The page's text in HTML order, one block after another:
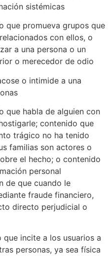
sistémicas
que promueva grupos que
con ellos, o
a una persona o un
o merecedor de odio
o intimide a una
que habla de alguien con
contenido que
trágico no ha tenido
familias son actores o
el hecho; o contenido
personal
de que cuando le
fraude financiero,
directo perjudicial o
que incite a los usuarios a
personas, ya sea física